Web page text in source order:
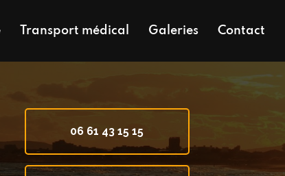
Transport médical Galeries Contact
06 61 43 15 15